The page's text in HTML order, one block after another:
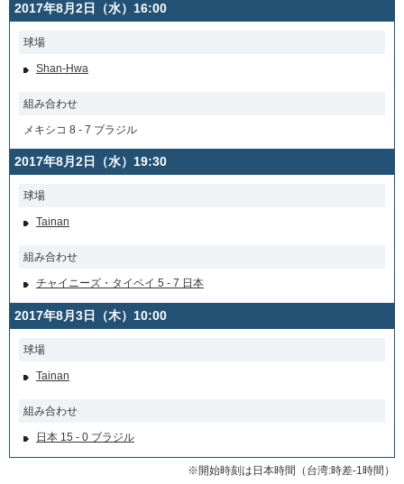
2017年8月2日（水）16:00
球場
Shan-Hwa
組み合わせ
メキシコ 8 - 7 ブラジル
2017年8月2日（水）19:30
球場
Tainan
組み合わせ
チャイニーズ・タイペイ 5 - 7 日本
2017年8月3日（木）10:00
球場
Tainan
組み合わせ
日本 15 - 0 ブラジル
※開始時刻は日本時間（台湾:時差-1時間）